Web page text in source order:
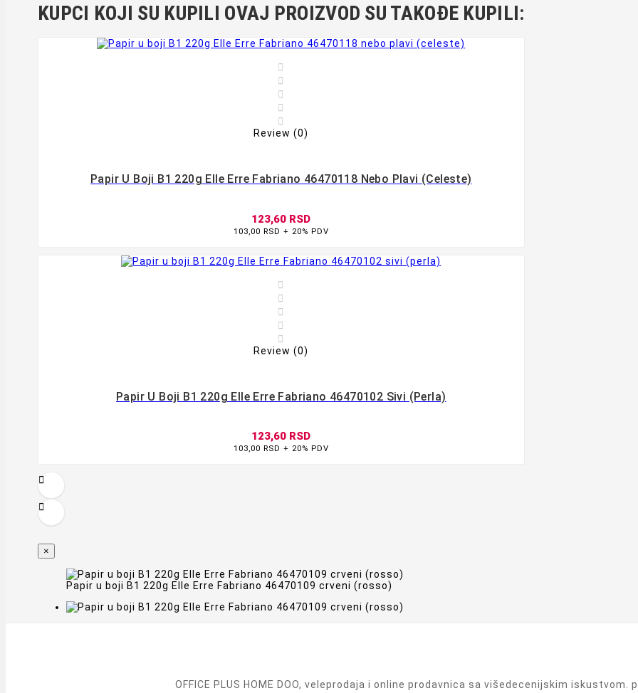
KUPCI KOJI SU KUPILI OVAJ PROIZVOD SU TAKOĐE KUPILI:
  





Review (0)
Papir U Boji B1 220g Elle Erre Fabriano 46470118 Nebo Plavi (celeste)
123,60 RSD
103,00 RSD + 20% PDV





Review (0)
Papir U Boji B1 220g Elle Erre Fabriano 46470102 Sivi (perla)
123,60 RSD
103,00 RSD + 20% PDV


×
Papir u boji B1 220g Elle Erre Fabriano 46470109 crveni (rosso)
OFFICE PLUS HOME DOO, veleprodaja i online prodavnica sa višedecenijskim